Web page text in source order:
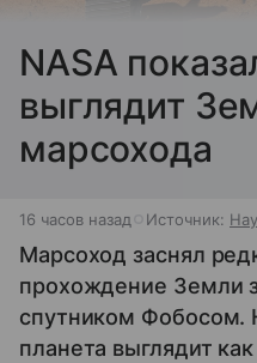
NASA
выглядит
марсохода
16 часов назад Источник:
Марсоход заснял
прохождение Земли
спутником Фобосом.
планета выглядит